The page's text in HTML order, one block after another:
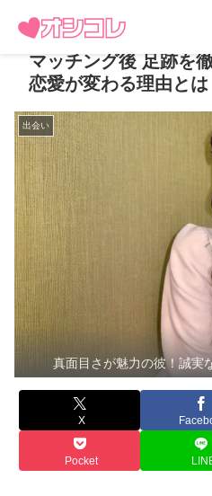
マッチング後 足跡を
恋愛が変わる理由とは
出会い
真面目さが魅力の彼！誠実
X
Pocket